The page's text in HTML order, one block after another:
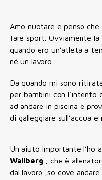
Amo nuotare e penso
fare sport. Ovviamente
quando ero un’atleta a
né un lavoro.
Da quando mi sono
per bambini con l’intento
ad andare in piscina e
di galleggiare sull’acqua e
Un aiuto importante l’ho
Wallberg
, che è
dal lavoro ,so dove